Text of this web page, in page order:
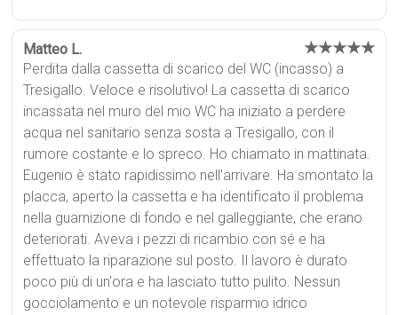
Matteo L. ★★★★★
Perdita dalla cassetta di scarico del WC (incasso) a
Tresigallo. Veloce e risolutivo! La cassetta di scarico
incassata nel muro del mio WC ha iniziato a perdere
acqua nel sanitario senza sosta a Tresigallo, con il
rumore costante e lo spreco. Ho chiamato in mattinata.
Eugenio è stato rapidissimo nell'arrivare. Ha smontato la
placca, aperto la cassetta e ha identificato il problema
nella guarnizione di fondo e nel galleggiante, che erano
deteriorati. Aveva i pezzi di ricambio con sé e ha
effettuato la riparazione sul posto. Il lavoro è durato
poco più di un'ora e ha lasciato tutto pulito. Nessun
gocciolamento e un notevole risparmio idrico